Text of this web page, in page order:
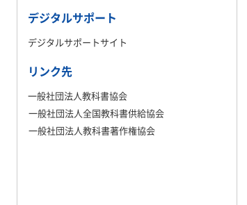
デジタルサポート
デジタルサポートサイト
リンク先
一般社団法人教科書協会
一般社団法人全国教科書供給協会
一般社団法人教科書著作権協会